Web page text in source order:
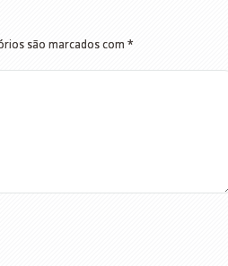
são marcados com *